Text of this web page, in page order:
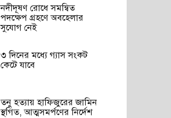
নদীদূষণ রোধে সমন্বিত
পদক্ষেপ গ্রহণে অবহেলার
সুযোগ নেই
৩ দিনের মধ্যে গ্যাস সংকট
কেটে যাবে
তনু হত্যায় হাফিজুরের জামিন
স্থগিত, আত্মসমর্পণের নির্দেশ